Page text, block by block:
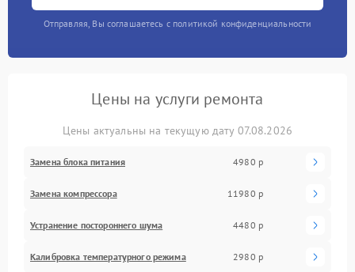
Отправляя, Вы соглашаетесь с политикой конфиденциальности
Цены на услуги ремонта
Цены актуальны на текущую дату 07.08.2026
Замена блока питания 4980 р
Замена компрессора 11980 р
Устранение постороннего шума 4480 р
Калибровка температурного режима 2980 р